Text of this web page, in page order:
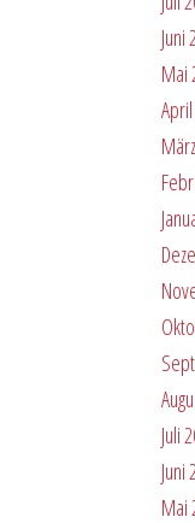
Juni
Mai
Juli
Juni
Mai